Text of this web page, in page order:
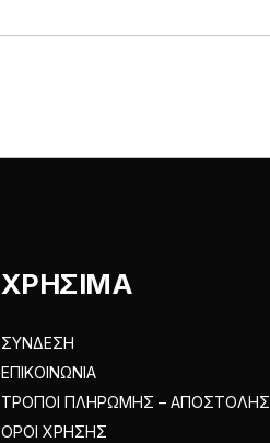
ΧΡΗΣΙΜΑ
ΣΥΝΔΕΣΗ
ΕΠΙΚΟΙΝΩΝΙΑ
ΤΡΟΠΟΙ ΠΛΗΡΩΜΗΣ – ΑΠΟΣΤΟΛΗΣ
ΟΡΟΙ ΧΡΗΣΗΣ